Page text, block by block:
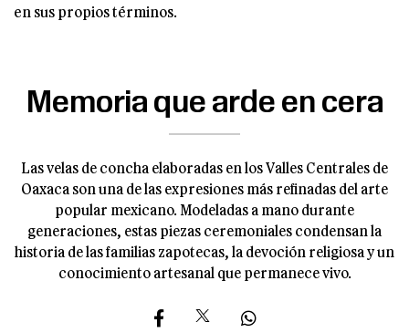
en sus propios términos.
Memoria que arde en cera
Las velas de concha elaboradas en los Valles Centrales de
Oaxaca son una de las expresiones más refinadas del arte
popular mexicano. Modeladas a mano durante
generaciones, estas piezas ceremoniales condensan la
historia de las familias zapotecas, la devoción religiosa y un
conocimiento artesanal que permanece vivo.